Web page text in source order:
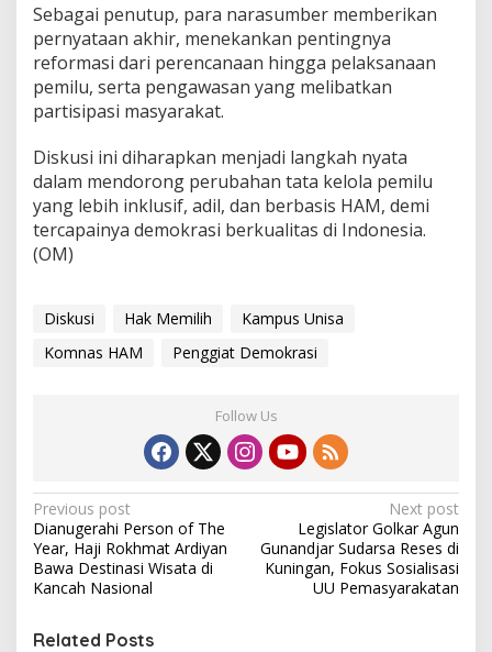
Sebagai penutup, para narasumber memberikan
pernyataan akhir, menekankan pentingnya
reformasi dari perencanaan hingga pelaksanaan
pemilu, serta pengawasan yang melibatkan
partisipasi masyarakat.
Diskusi ini diharapkan menjadi langkah nyata
dalam mendorong perubahan tata kelola pemilu
yang lebih inklusif, adil, dan berbasis HAM, demi
tercapainya demokrasi berkualitas di Indonesia.
(OM)
Diskusi Hak Memilih
Kampus Unisa
Komnas HAM
Penggiat Demokrasi
Follow Us
Post
navigation
Previous post
Dianugerahi Person of The
Year, Haji Rokhmat Ardiyan
Bawa Destinasi Wisata di
Kancah Nasional
Next post
Legislator Golkar Agun
Gunandjar Sudarsa Reses di
Kuningan, Fokus Sosialisasi
UU Pemasyarakatan
Related Posts